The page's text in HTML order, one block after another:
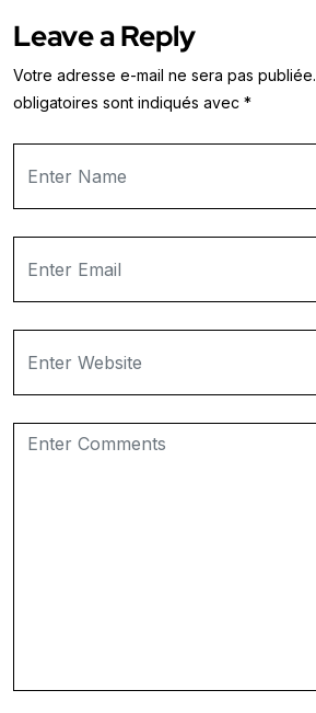
Leave a Reply
Votre adresse e-mail ne sera pas publiée.
obligatoires sont indiqués avec *